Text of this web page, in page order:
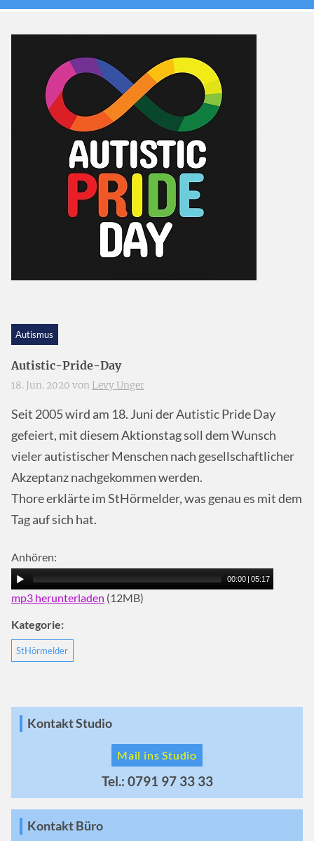
Autismus
Autistic-Pride-Day
18. Jun. 2020 von Levy Unger
Seit 2005 wird am 18. Juni der Autistic Pride Day
gefeiert, mit diesem Aktionstag soll dem Wunsch
vieler autistischer Menschen nach gesellschaftlicher
Akzeptanz nachgekommen werden.
Thore erklärte im StHörmelder, was genau es mit dem
Tag auf sich hat.
Anhören:
00:00 | 05:17
mp3 herunterladen (12MB)
Kategorie:
StHörmelder
Kontakt Studio
Mail ins Studio
Tel.: 0791 97 33 33
Kontakt Büro